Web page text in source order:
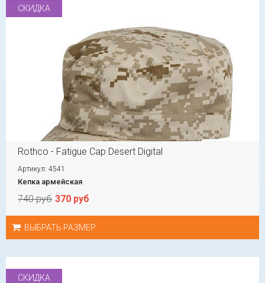
СКИДКА
Rothco - Fatigue Cap Desert Digital
Артикул: 4541
Кепка армейская
740 руб 370 руб
ВЫБРАТЬ РАЗМЕР
СКИДКА